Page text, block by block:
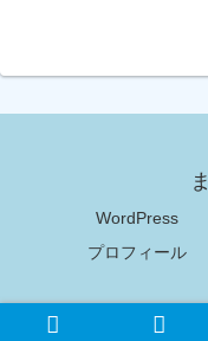
WordPress
プロフィール
Copyright © 2018-